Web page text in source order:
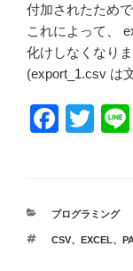
付加されたためで
これによって、
化けしなくなりま
(export_1.csv は
F
e
b
T
er
カ
ゴ
プログラミング
タ
CSV、 EXCEL、